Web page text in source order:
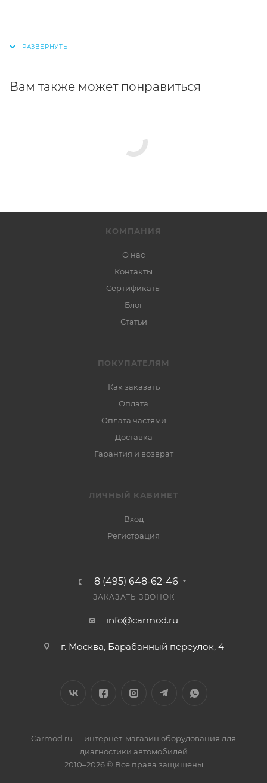
Вам также может понравиться
КОМПАНИЯ
О нас
Контакты
Сертификаты
Блог
Статьи
ПОКУПАТЕЛЯМ
Как заказать
Оплата
Оплата частями
Доставка
Гарантия и возврат
ЛИЧНЫЙ КАБИНЕТ
Вход
Регистрация
8 (495) 648-62-46
ЗАКАЗАТЬ ЗВОНОК
info@carmod.ru
г. Москва, Барабанный переулок, 4
Carmod.ru — интернет-магазин оборудования для
диагностики автомобилей
2010–2026 © Все права защищены